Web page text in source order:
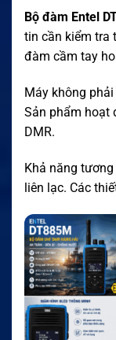
Bộ đàm Entel
tin cần kiểm tra
đàm cầm tay
Máy không
Sản phẩm hoạt
DMR.
Khả năng
liên lạc. Các